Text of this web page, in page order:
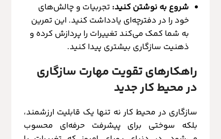
شروع به نوشتن کنید:تجربیات و چالش‌های
خود را در دفترچه‌ای یادداشت کنید. این تمرین
به شما کمک می‌کند تغییرات را پردازش کرده و
ذهنیت سازگاری بیشتری پیدا کنید.
راهکارهای تقویت مهارت سازگاری
در محیط کار جدید
سازگاری در محیط کار نه تنها یک قابلیت ارزشمند،
بلکه سوختی برای پیشرفت حرفه‌ای محسوب